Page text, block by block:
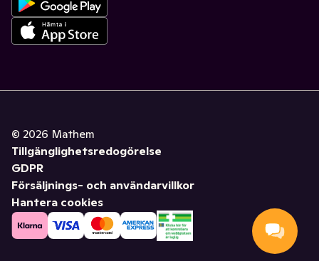
© 2026 Mathem
Tillgänglighetsredogörelse
GDPR
Försäljnings- och användarvillkor
Hantera cookies